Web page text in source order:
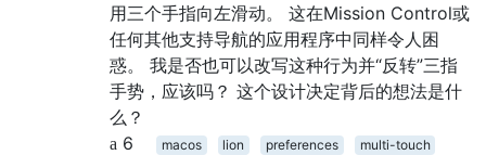
用三个手指向左滑动。 这在Mission Control或
任何其他支持导航的应用程序中同样令人困
惑。 我是否也可以改写这种行为并“反转”三指
手势，应该吗？ 这个设计决定背后的想法是什
么？
6
macos lion preferences multi-touch